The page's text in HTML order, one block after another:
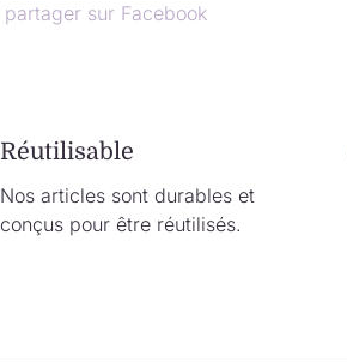
partager sur Facebook
Réutilisable
Nos articles sont durables et
conçus pour être réutilisés.